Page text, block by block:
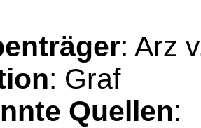
: Arz
: Graf
Quellen: